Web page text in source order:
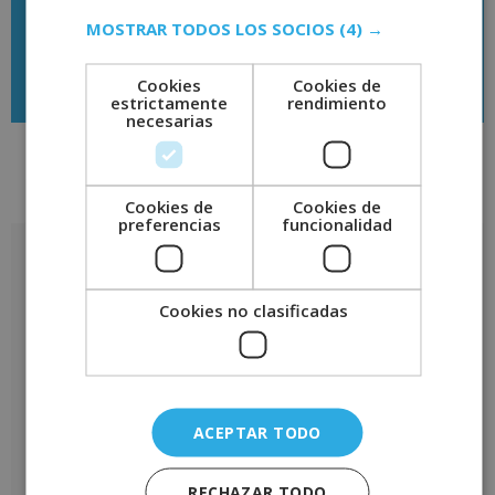
Descargar temario
Valoraciones (0)
Sé el primero en valorar “Curso Universitario de Especialización
en Decoración de Interiores (Con Diploma Certificado de la
Universidad de Vitoria-Gasteiz, 6 ECTS)”
MOSTRAR TODOS LOS SOCIOS (4) →
Cookies
estrictamente
necesarias
Cookies de
rendimiento
Cookies de
preferencias
Cookies de
funcionalidad
Cookies no clasificadas
ACEPTAR TODO